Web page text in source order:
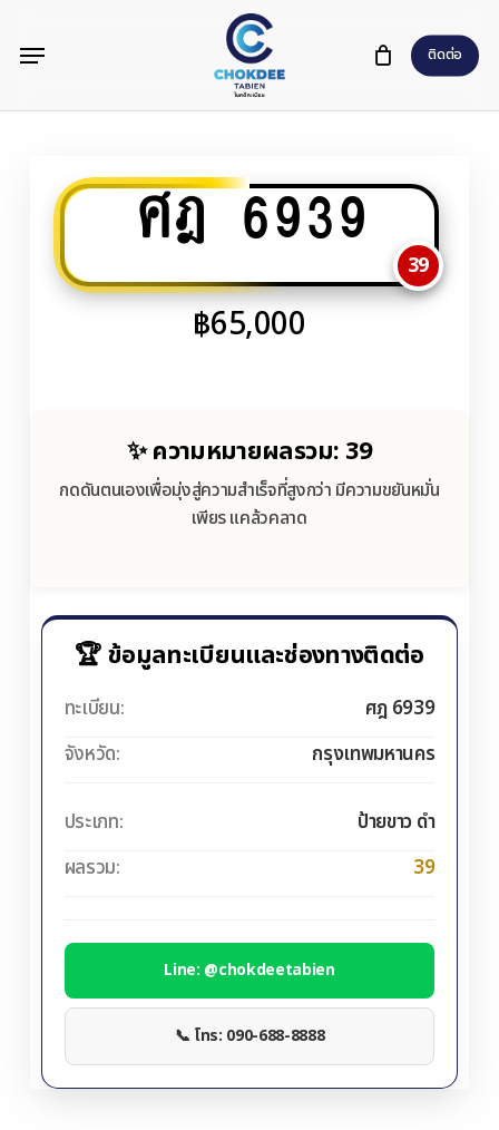
content
ติดต่อ
Menu
ศฎ 6939
39
฿65,000
✨ ความหมายผลรวม: 39
กดดันตนเองเพื่อมุ่งสู่ความสำเร็จที่สูงกว่า มีความขยันหมั่น
เพียร แคล้วคลาด
🏆 ข้อมูลทะเบียนและช่องทางติดต่อ
ทะเบียน:
ศฎ 6939
จังหวัด:
กรุงเทพมหานคร
ประเภท:
ป้ายขาว ดำ
ผลรวม:
39
Line: @chokdeetabien
📞 โทร: 090-688-8888